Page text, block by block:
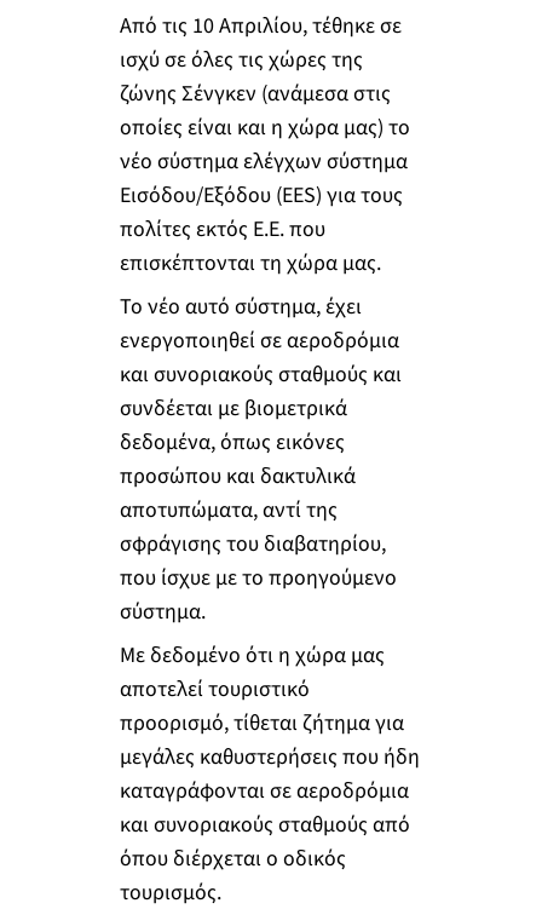
Από τις 10 Απριλίου, τέθηκε σε
ισχύ σε όλες τις χώρες της
ζώνης Σένγκεν (ανάμεσα στις
οποίες είναι και η χώρα μας) το
νέο σύστημα ελέγχων σύστημα
Εισόδου/Εξόδου (EES) για τους
πολίτες εκτός Ε.Ε. που
επισκέπτονται τη χώρα μας.
Το νέο αυτό σύστημα, έχει
ενεργοποιηθεί σε αεροδρόμια
και συνοριακούς σταθμούς και
συνδέεται με βιομετρικά
δεδομένα, όπως εικόνες
προσώπου και δακτυλικά
αποτυπώματα, αντί της
σφράγισης του διαβατηρίου,
που ίσχυε με το προηγούμενο
σύστημα.
Με δεδομένο ότι η χώρα μας
αποτελεί τουριστικό
προορισμό, τίθεται ζήτημα για
μεγάλες καθυστερήσεις που ήδη
καταγράφονται σε αεροδρόμια
και συνοριακούς σταθμούς από
όπου διέρχεται ο οδικός
τουρισμός.